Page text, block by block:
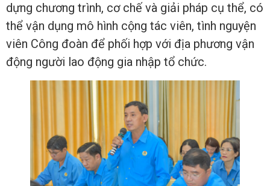
dựng chương trình, cơ chế và giải pháp cụ thể, có
thể vận dụng mô hình cộng tác viên, tình nguyện
viên Công đoàn để phối hợp với địa phương vận
động người lao động gia nhập tổ chức.